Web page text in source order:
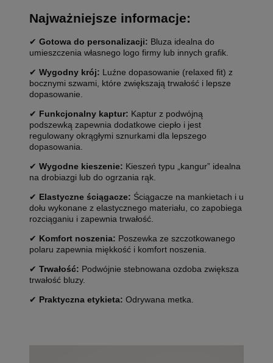
Najważniejsze informacje:
✔ Gotowa do personalizacji: Bluza idealna do
umieszczenia własnego logo firmy lub innych grafik.
✔ Wygodny krój: Luźne dopasowanie (relaxed fit) z
bocznymi szwami, które zwiększają trwałość i lepsze
dopasowanie.
✔ Funkcjonalny kaptur: Kaptur z podwójną
podszewką zapewnia dodatkowe ciepło i jest
regulowany okrągłymi sznurkami dla lepszego
dopasowania.
✔ Wygodne kieszenie: Kieszeń typu „kangur” idealna
na drobiazgi lub do ogrzania rąk.
✔ Elastyczne ściągacze: Ściągacze na mankietach i u
dołu wykonane z elastycznego materiału, co zapobiega
rozciąganiu i zapewnia trwałość.
✔ Komfort noszenia: Poszewka ze szczotkowanego
polaru zapewnia miękkość i komfort noszenia.
✔ Trwałość: Podwójnie stebnowana ozdoba zwiększa
trwałość bluzy.
✔ Praktyczna etykieta: Odrywana metka.